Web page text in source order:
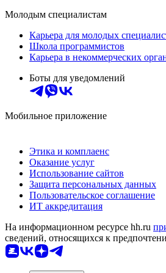
Молодым специалистам
Карьера для молодых
Школа программистов
Карьера в некоммерческих
Боты для уведомлений
Мобильное приложение
Этика и комплаенс
Оказание услуг
Использование сайтов
Защита персональных данных
Пользовательское соглашение
ИТ аккредитация
На информационном ресурсе hh.ru
сведений, относящихся к